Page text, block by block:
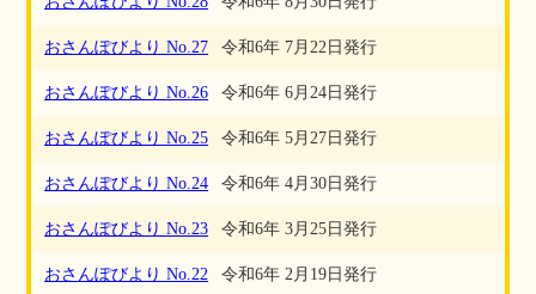
おさんぽびより No.27 令和6年 7月22日発行
おさんぽびより No.26 令和6年 6月24日発行
おさんぽびより No.25 令和6年 5月27日発行
おさんぽびより No.24 令和6年 4月30日発行
おさんぽびより No.23 令和6年 3月25日発行
おさんぽびより No.22 令和6年 2月19日発行